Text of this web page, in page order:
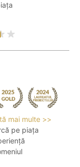
mai multe >>
pe piața